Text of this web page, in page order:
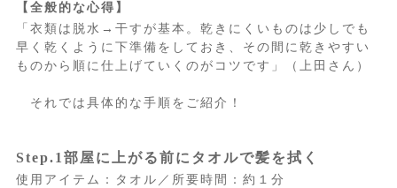
【全般的な心得】
「衣類は脱水→干すが基本。乾きにくいものは少しでも
早く乾くように下準備をしておき、その間に乾きやすい
ものから順に仕上げていくのがコツです」（上田さん）
それでは具体的な手順をご紹介！
Step.1部屋に上がる前にタオルで髪を拭く
使用アイテム：タオル／所要時間：約１分